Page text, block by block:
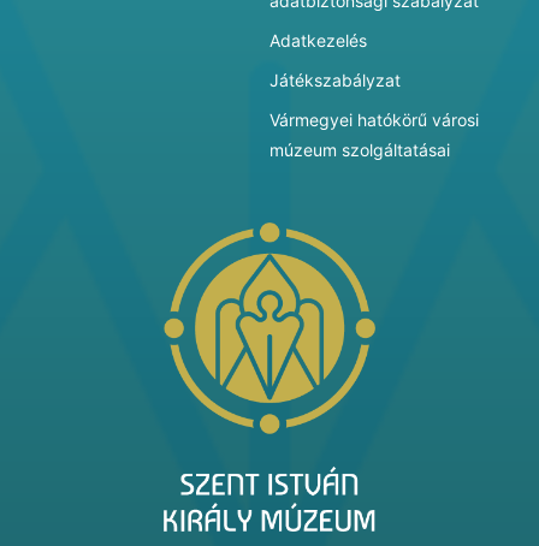
Adatkezelés
Játékszabályzat
Vármegyei hatókörű városi
múzeum szolgáltatásai